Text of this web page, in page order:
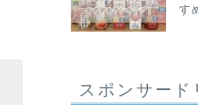
す
スポンサード